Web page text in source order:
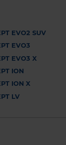
EVO2 SUV
EVO3
EVO3 X
ION
ION X
LV